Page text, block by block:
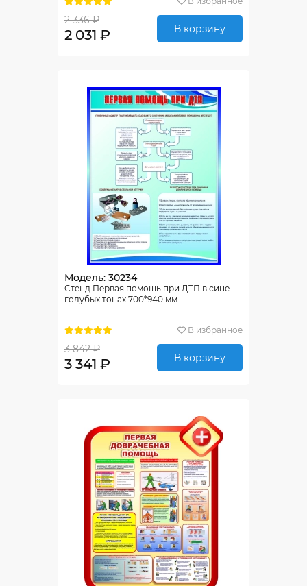
2 336 ₽
2 031 ₽ В корзину
Модель: 30234
Стенд Первая помощь при ДТП в сине-
голубых тонах 700*940 мм
В избранное
3 842 ₽
3 341 ₽ В корзину